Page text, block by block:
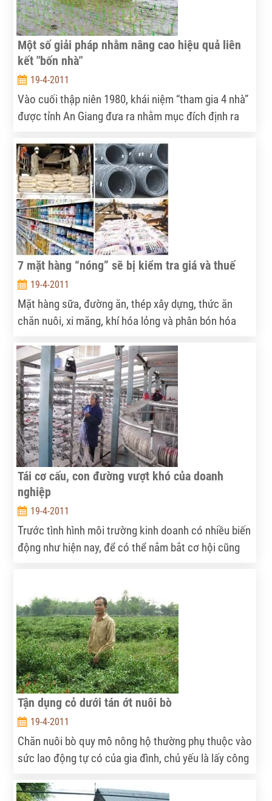
Một số giải pháp nhằm nâng cao hiệu quả liên
kết "bốn nhà"
19-4-2011
Vào cuối thập niên 1980, khái niệm “tham gia 4 nhà”
được tỉnh An Giang đưa ra nhằm mục đích định ra
nghị quyết của Đảng và Nhà nước liên quan đến
phát triển nông nghiệp và nông thôn. Khái niệm này
càng ngày càng phát triển rộng rãi, không chỉ tại An
Giang, mà còn cho các tỉnh, thành cả nước và trở
nên quen thuộc với cái tên: liên kết "bốn nhà" (nhà
nông, nhà khoa học, nhà doanh nghiệp, nhà nước).
7 mặt hàng “nóng” sẽ bị kiểm tra giá và thuế
19-4-2011
Mặt hàng sữa, đường ăn, thép xây dựng, thức ăn
chăn nuôi, xi măng, khí hóa lỏng và phân bón hóa
Tái cơ cấu, con đường vượt khó của doanh
nghiệp
19-4-2011
Trước tình hình môi trường kinh doanh có nhiều biến
động như hiện nay, để có thể nắm bắt cơ hội cũng
động, hội nhập tốt hơn và tạo cơ sở cho tăng trưởng
bền vững, ổn định lâu dài.
Tận dụng cỏ dưới tán ớt nuôi bò
19-4-2011
Chăn nuôi bò quy mô nông hộ thường phụ thuộc vào
sức lao động tự có của gia đình, chủ yếu là lấy công
hoặc mua cỏ thì không hiệu quả. Ở nông thôn bây